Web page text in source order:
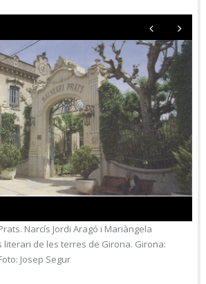
Narcís Jordi Aragó i Mariàngela
literari de les terres de Girona. Girona:
Josep Segur